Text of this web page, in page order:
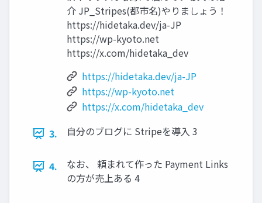
介 JP_Stripes(都市名)やりましょう！
https://hidetaka.dev/ja-JP
https://wp-kyoto.net
https://x.com/hidetaka_dev
https://hidetaka.dev/ja-JP
https://wp-kyoto.net
https://x.com/hidetaka_dev
3.
自分のブログに Stripeを導入 3
4.
なお、 頼まれて作った Payment Links
の方が売上ある 4